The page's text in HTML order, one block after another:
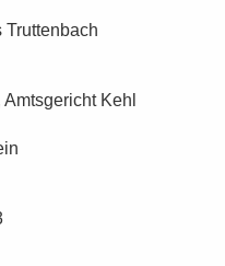
Truttenbach
Kehl